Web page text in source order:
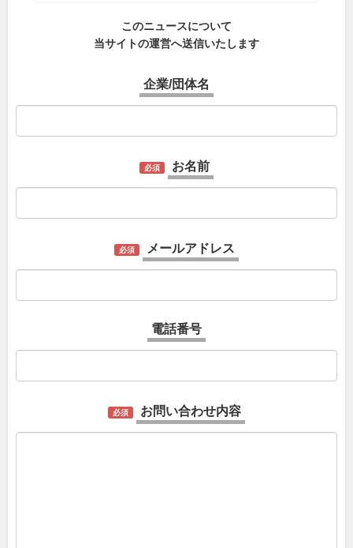
このニュースについて
当サイトの運営へ送信いたします
企業/団体名
必須 お名前
必須 メールアドレス
電話番号
必須 お問い合わせ内容